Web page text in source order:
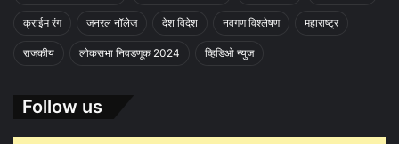
क्राईम रंग जनरल नॉलेज देश विदेश नवगण विश्लेषण महाराष्ट्र
राजकीय लोकसभा निवडणूक 2024 व्हिडिओ न्युज
Follow us